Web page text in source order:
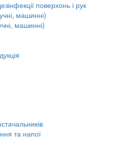
поверхонь і рук
машинні)
машинні)
та напої